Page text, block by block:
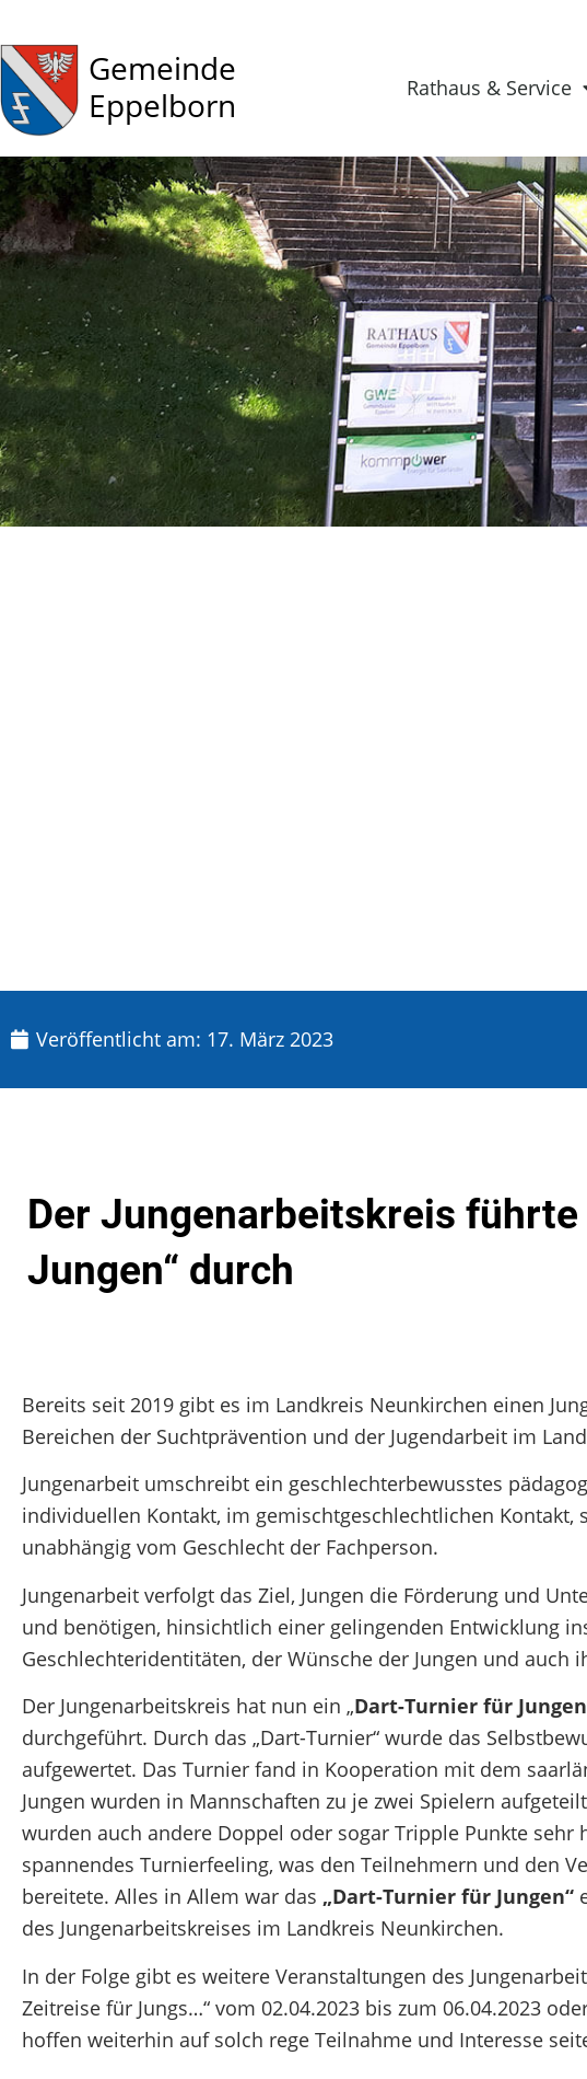
Gemeinde
Eppelborn
Rathaus & Service
Veröffentlicht am: 17. März 2023
Der Jungenarbeitskreis
Jungen“ durch
Bereits seit 2019 gibt es im Landkreis Neunkirchen einen
Bereichen der Suchtprävention und der Jugendarbeit im
Jungenarbeit umschreibt ein geschlechterbewusstes
individuellen Kontakt, im gemischtgeschlechtlichen Kontakt,
unabhängig vom Geschlecht der Fachperson.
Jungenarbeit verfolgt das Ziel, Jungen die Förderung und
und benötigen, hinsichtlich einer gelingenden Entwicklung
Geschlechteridentitäten, der Wünsche der Jungen und auch
Der Jungenarbeitskreis hat nun ein „Dart-Turnier für Jungen
durchgeführt. Durch das „Dart-Turnier“ wurde das
aufgewertet. Das Turnier fand in Kooperation mit dem
Jungen wurden in Mannschaften zu je zwei Spielern
wurden auch andere Doppel oder sogar Tripple Punkte
spannendes Turnierfeeling, was den Teilnehmern und den
bereitete. Alles in Allem war das „Dart-Turnier für Jungen“
des Jungenarbeitskreises im Landkreis Neunkirchen.
In der Folge gibt es weitere Veranstaltungen des
Zeitreise für Jungs…“ vom 02.04.2023 bis zum 06.04.2023
hoffen weiterhin auf solch rege Teilnahme und Interesse